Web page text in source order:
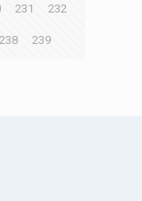
231 232
238 239